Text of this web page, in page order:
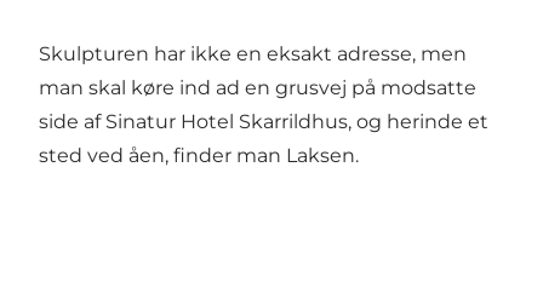
Skulpturen har ikke en eksakt adresse, men
man skal køre ind ad en grusvej på modsatte
side af Sinatur Hotel Skarrildhus, og herinde et
sted ved åen, finder man Laksen.